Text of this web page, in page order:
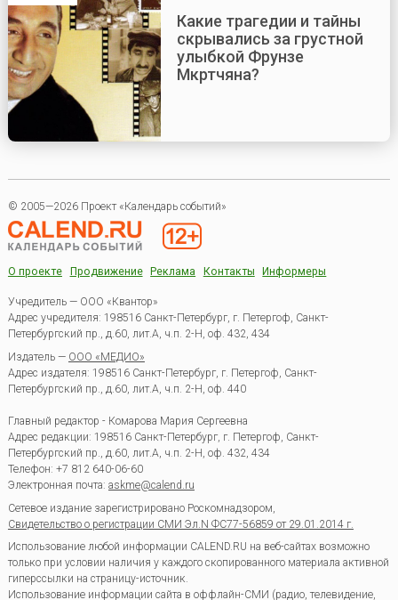
Какие трагедии и тайны
скрывались за грустной
улыбкой Фрунзе
Мкртчяна?
© 2005—2026 Проект «Календарь событий»
О проекте Продвижение Реклама Контакты Информеры
Учредитель — ООО «Квантор»
Адрес учредителя: 198516 Санкт-Петербург, г. Петергоф, Санкт-
Петербургский пр., д.60, лит.А, ч.п. 2-Н, оф. 432, 434
Издатель — ООО «МЕДИО»
Адрес издателя: 198516 Санкт-Петербург, г. Петергоф, Санкт-
Петербургский пр., д.60, лит.А, ч.п. 2-Н, оф. 440
Главный редактор - Комарова Мария Сергеевна
Адрес редакции: 198516 Санкт-Петербург, г. Петергоф, Санкт-
Петербургский пр., д.60, лит.А, ч.п. 2-Н, оф. 432, 434
Телефон: +7 812 640-06-60
Электронная почта: askme@calend.ru
Сетевое издание зарегистрировано Роскомнадзором,
Свидетельство о регистрации СМИ Эл.N ФС77-56859 от 29.01.2014 г.
Использование любой информации CALEND.RU на веб-сайтах возможно
только при условии наличия у каждого скопированного материала активной
гиперссылки на страницу-источник.
Использование информации сайта в оффлайн-СМИ (радио, телевидение,